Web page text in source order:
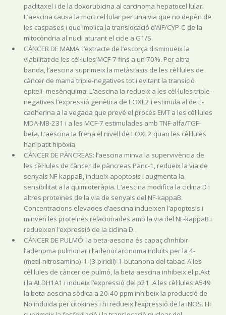
paclitaxel i de la doxorubicina al carcinoma hepatocel·lular.
L’aescina causa la mort cel·lular per una via que no depèn de
les caspases i que implica la translocació d’AIF/CYP-C de la
mitocòndria al nucli aturant el cicle a G1/S.
CÀNCER DE MAMA: l’extracte de l’escorça disminueix la
viabilitat de les cèl·lules MCF-7 fins a un 70%. Per altra
banda, l’aescina suprimeix la metàstasis de les cèl·lules de
càncer de mama triple-negatives tot i evitant la transició
epiteli- mesènquima. L’aescina Ia redueix a les cèl·lules triple-
negatives l’expressió genètica de LOXL2 i estimula al de E-
cadherina a la vegada que prevé el procés EMT a les cèl·lules
MDA-MB-231 i a les MCF-7 estimulades amb TNF-alfa/TGF-
beta. L’aescina Ia frena el nivell de LOXL2 quan les cèl·lules
han patit hipòxia
CÀNCER DE PÀNCREAS: l’aescina minva la supervivència de
les cèl·lules de càncer de pàncreas Panc-1, redueix la via de
senyals NF-kappaB, indueix apoptosis i augmenta la
sensibilitat a la quimioteràpia. L’aescina modifica la ciclina D i
altres proteïnes de la via de senyals del NF-kappaB.
Concentracions elevades d’aescina indueixen l’apoptosis i
minven les proteïnes relacionades amb la via del NF-kappaB i
redueixen l’expressió de la ciclina D.
CÀNCER DE PULMÓ: la beta-aescina és capaç d’inhibir
l’adenoma pulmonar i l’adenocarcinoma induïts per la 4-
(metil-nitrosamino)-1-(3-piridil)-1-butanona del tabac. A les
cèl·lules de càncer de pulmó, la beta aescina inhibeix el p.Akt
i la ALDH1A1 i indueix l’expressió del p21. A les cèl·lules A549
la beta-aescina sòdica a 20-40 ppm inhibeix la producció de
No induïda per citokines i hi redueix l’expressió de la iNOS. Hi